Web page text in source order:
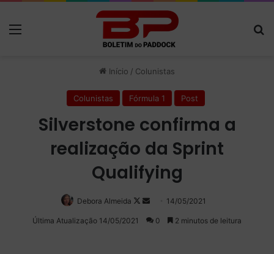
Início / Colunistas
Colunistas Fórmula 1 Post
Silverstone confirma a
realização da Sprint
Qualifying
Debora Almeida
Follow
on
Mande
um
14/05/2021
Última Atualização 14/05/2021 0 2 minutos de leitura